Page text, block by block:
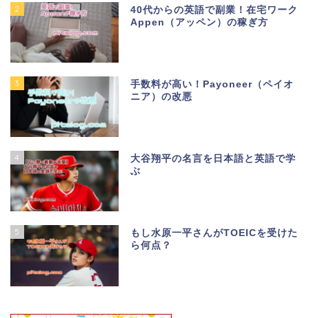
2
40代からの英語で副業！在宅ワーク
Appen（アッペン）の稼ぎ方
3
手数料が高い！Payoneer（ペイオ
ニア）の改悪
4
大谷翔平の名言を日本語と英語で学
ぶ
5
もし水原一平さんがTOEICを受けた
ら何点？